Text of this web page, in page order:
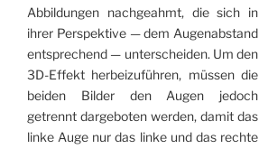
Abbildungen nach­geahmt, die sich in
ihrer Perspektive — dem Augen­abstand
entsprechend — unterscheiden. Um den
3D-Effekt herbeizuführen, müssen die
beiden Bilder den Augen jedoch
getrennt dargeboten werden, damit das
linke Auge nur das linke und das rechte